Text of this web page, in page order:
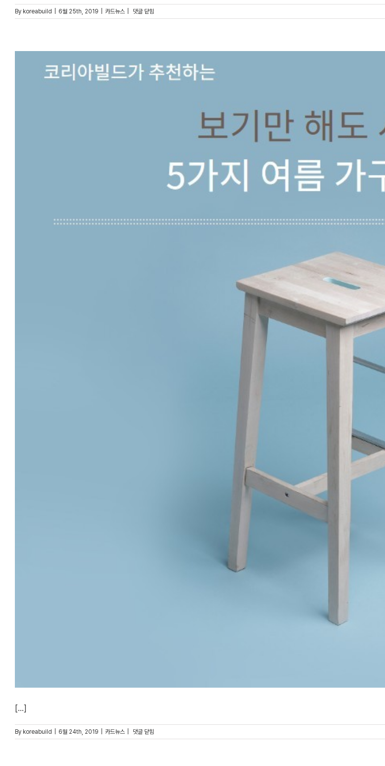
By koreabuild 6월 25th, 2019 카드뉴스
[코빌
_
댓글 닫힘
[...]
By koreabuild 6월 24th, 2019 카드뉴스
[코빌
_
댓글 닫힘